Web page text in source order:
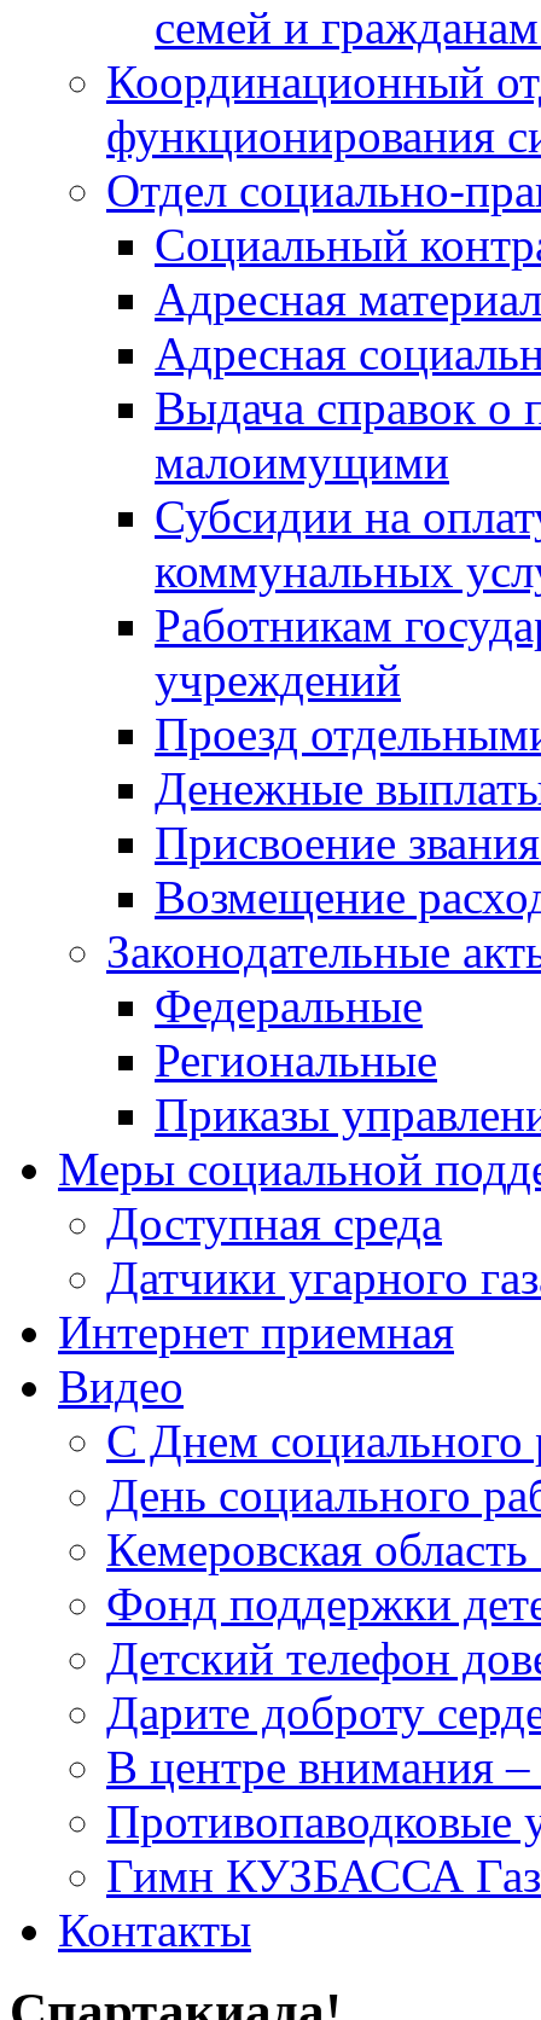
семей и
Координационный
функционирования
Отдел социально-
Социальный
Адресная
Адресная
Выдача справок о
малоимущими
Субсидии на
коммунальных
Работникам
учреждений
Проезд
Денежные
Присвоение
Возмещение
Законодательные
Федеральные
Региональные
Приказы
Меры социальной
Доступная среда
Датчики угарного
Интернет приемная
Видео
С Днем социального
День социального
Кемеровская
Фонд поддержки
Детский телефон
Дарите доброту
В центре внимания –
Противопаводковые
Гимн КУЗБАССА
Контакты